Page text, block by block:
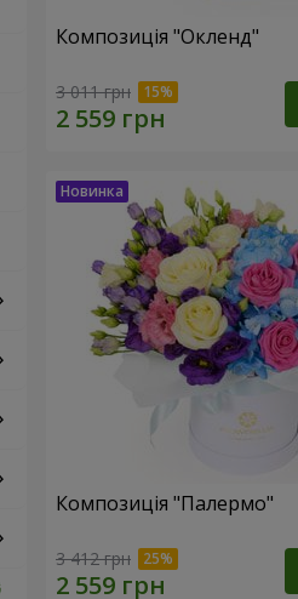
Композиція "Окленд"
3 011 грн
Композиція "Палермо"
3 412 грн